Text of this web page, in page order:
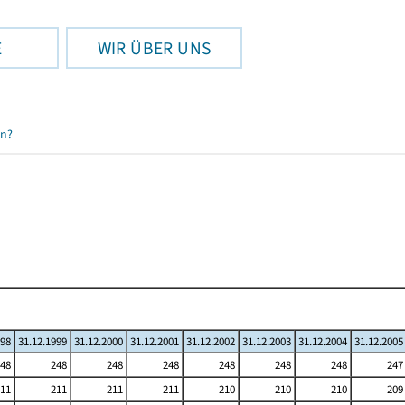
WIR ÜBER UNS
31.12.1999 31.12.2000 31.12.2001 31.12.2002 31.12.2003 31.12.2004 31.12.2005
248 248 248 248 248 248
247
211 211 211 210 210 210
209